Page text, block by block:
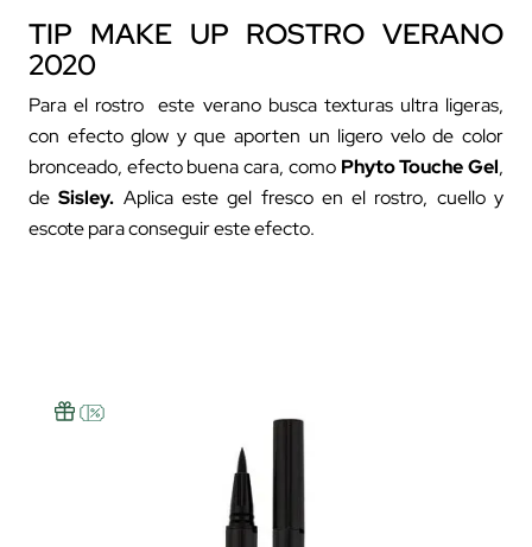
TIP MAKE UP ROSTRO VERANO
2020
Para el rostro este verano busca texturas ultra ligeras,
con efecto glow y que aporten un ligero velo de color
bronceado, efecto buena cara, como Phyto Touche Gel,
deSisley. Aplica este gel fresco en el rostro, cuello y
escote para conseguir este efecto.